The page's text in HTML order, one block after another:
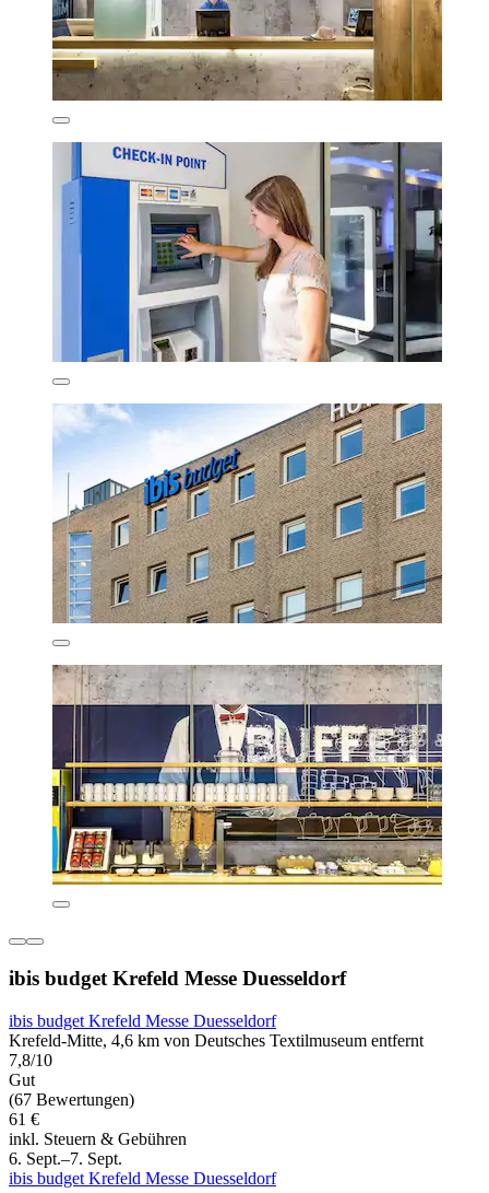
ibis budget Krefeld Messe Duesseldorf
ibis budget Krefeld Messe Duesseldorf
Krefeld-Mitte, 4,6 km von Deutsches Textilmuseum entfernt
7,8/10
Gut
(67 Bewertungen)
61 €
inkl. Steuern & Gebühren
6. Sept.–7. Sept.
ibis budget Krefeld Messe Duesseldorf